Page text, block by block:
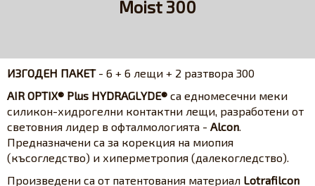
Moist 300
ИЗГОДЕН ПАКЕТ- 6 + 6 лещи + 2 разтворa 300
AIR OPTIX® Plus HYDRAGLYDE® са едномесечни меки
силикон-хидрогелни контактни лещи, разработени от
световния лидер в офталмологията - Alcon.
Предназначени са за корекция на миопия
(късогледство) и хиперметропия (далекогледство).
Произведени са от патентования материал Lotrafilcon